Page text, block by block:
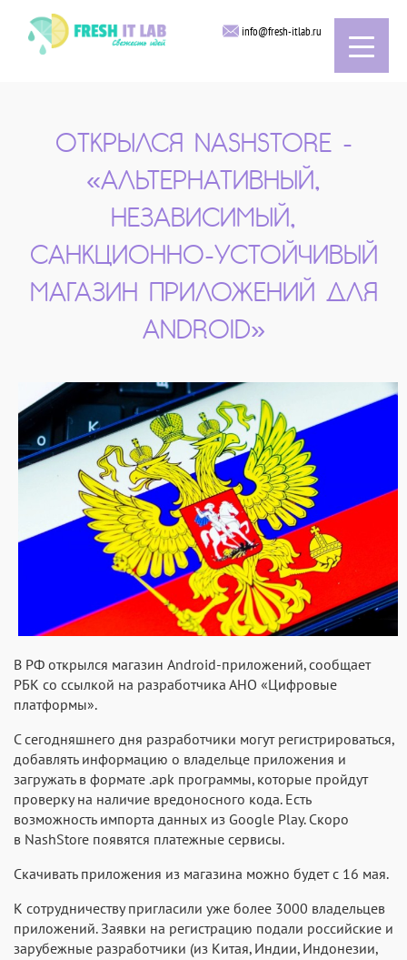
info@fresh-itlab.ru
ОТКРЫЛСЯ NASHSTORE -
«АЛЬТЕРНАТИВНЫЙ,
НЕЗАВИСИМЫЙ,
САНКЦИОННО-УСТОЙЧИВЫЙ
МАГАЗИН ПРИЛОЖЕНИЙ ДЛЯ
ANDROID»
В РФ открылся магазин Android-приложений, сообщает
РБК со ссылкой на разработчика АНО «Цифровые
платформы».
С сегодняшнего дня разработчики могут регистрироваться,
добавлять информацию о владельце приложения и
загружать в формате .apk программы, которые пройдут
проверку на наличие вредоносного кода. Есть
возможность импорта данных из Google Play. Скоро
в NashStore появятся платежные сервисы.
Скачивать приложения из магазина можно будет с 16 мая.
К сотрудничеству пригласили уже более 3000 владельцев
приложений. Заявки на регистрацию подали российские и
зарубежные разработчики (из Китая, Индии, Индонезии,